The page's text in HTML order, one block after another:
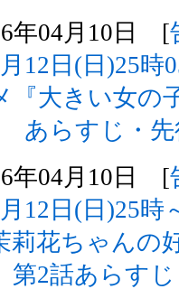
年04月10日 [
月12日(日)25
『大きい女の
あらすじ・先
年04月10日 [
月12日(日)25
莉花ちゃん
第2話あらす